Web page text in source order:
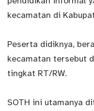
kecamatan di
Peserta didiknya,
kecamatan tersebut
tingkat RT/RW.
SOTH ini utamanya